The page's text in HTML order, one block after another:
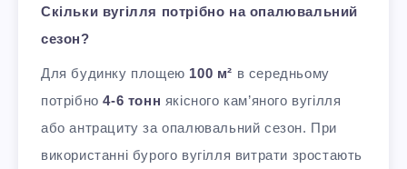
Скільки вугілля потрібно на опалювальний
сезон?
Для будинку площею 100 м² в середньому
потрібно4-6 тонн якісного кам’яного вугілля
або антрациту за опалювальний сезон. При
використанні бурого вугілля витрати зростають